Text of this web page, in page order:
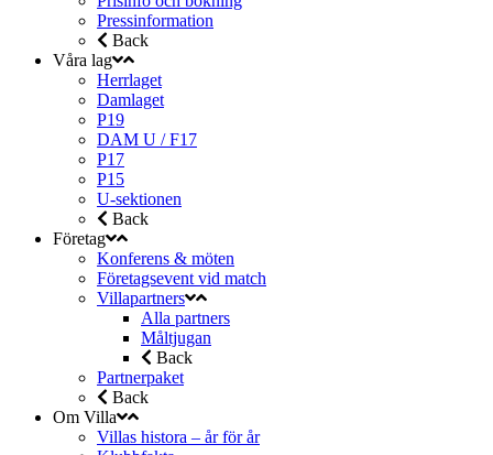
Pressinformation
Back
Våra lag
Herrlaget
Damlaget
P19
DAM U / F17
P17
P15
U-sektionen
Back
Företag
Konferens & möten
Företagsevent vid match
Villapartners
Alla partners
Måltjugan
Back
Partnerpaket
Back
Om Villa
Villas histora – år för år